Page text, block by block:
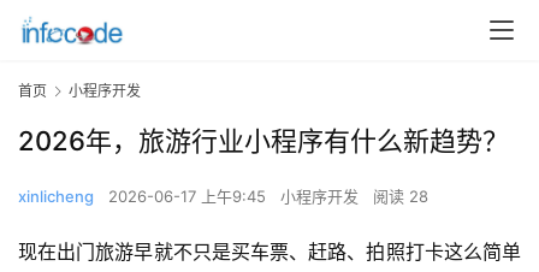
首页 小程序开发
2026年，旅游行业小程序有什么新趋势？
xinlicheng 2026-06-17 上午9:45 小程序开发 阅读 28
现在出门旅游早就不只是买车票、赶路、拍照打卡这么简单